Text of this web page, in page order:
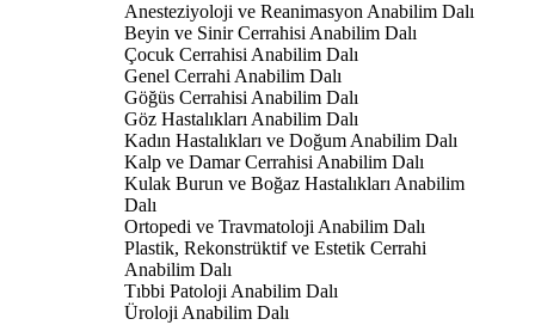
Anesteziyoloji ve Reanimasyon Anabilim Dalı
Beyin ve Sinir Cerrahisi Anabilim Dalı
Çocuk Cerrahisi Anabilim Dalı
Genel Cerrahi Anabilim Dalı
Göğüs Cerrahisi Anabilim Dalı
Göz Hastalıkları Anabilim Dalı
Kadın Hastalıkları ve Doğum Anabilim Dalı
Kalp ve Damar Cerrahisi Anabilim Dalı
Kulak Burun ve Boğaz Hastalıkları Anabilim
Dalı
Ortopedi ve Travmatoloji Anabilim Dalı
Plastik, Rekonstrüktif ve Estetik Cerrahi
Anabilim Dalı
Tıbbi Patoloji Anabilim Dalı
Üroloji Anabilim Dalı